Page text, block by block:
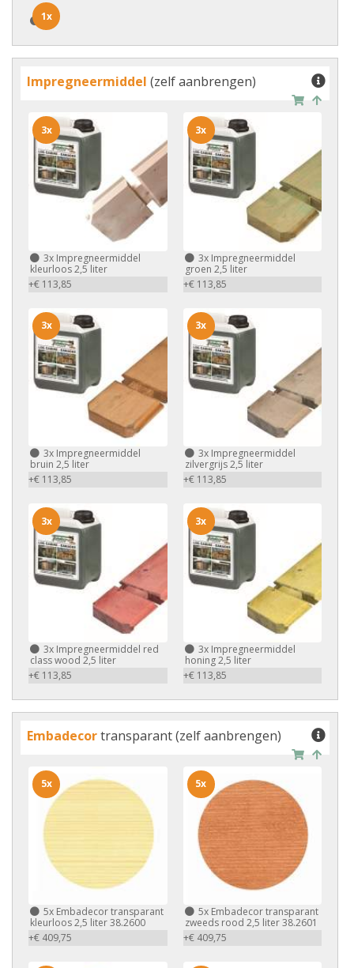
1x
1x
Impregneermiddel (zelf aanbrengen)
3x Impregneermiddel
kleurloos 2,5 liter
+€ 113,85
3x
3xImpregneermiddel
groen 2,5 liter
+€ 113,85
3x
3x Impregneermiddel
bruin 2,5 liter
+€ 113,85
3x
3xImpregneermiddel
zilvergrijs 2,5 liter
+€ 113,85
3x
3x Impregneermiddel red
class wood 2,5 liter
+€ 113,85
3x
3xImpregneermiddel
honing 2,5 liter
+€ 113,85
3x
Embadecortransparant (zelf aanbrengen)
5x Embadecor transparant
kleurloos 2,5 liter 38.2600
+€ 409,75
5x
5xEmbadecor transparant
zweeds rood 2,5 liter 38.2601
+€ 409,75
5x